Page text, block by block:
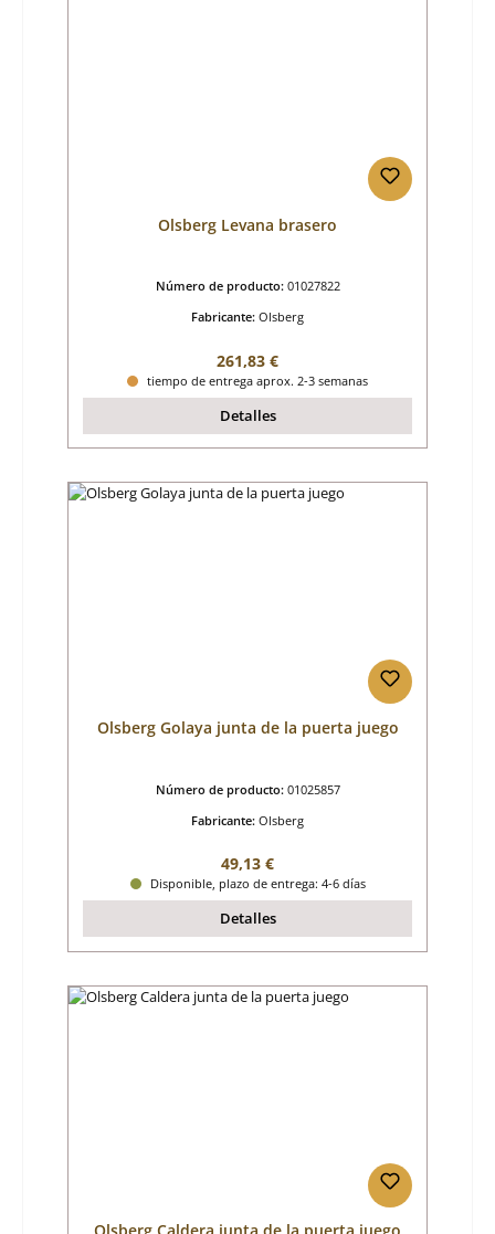
Olsberg Levana brasero
Número de producto: 01027822
Fabricante: Olsberg
Precio normal:
261,83 €
tiempo de entrega aprox. 2-3 semanas
Detalles
Olsberg Golaya junta de la puerta juego
Número de producto: 01025857
Fabricante: Olsberg
Precio normal:
49,13 €
Disponible, plazo de entrega: 4-6 días
Detalles